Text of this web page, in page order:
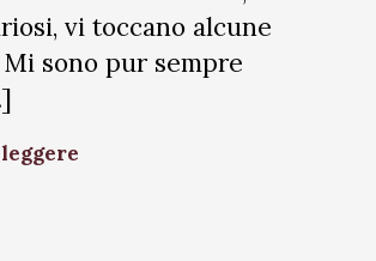
vi toccano alcune
sono pur sempre